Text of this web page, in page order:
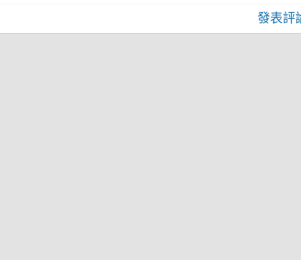
發表評